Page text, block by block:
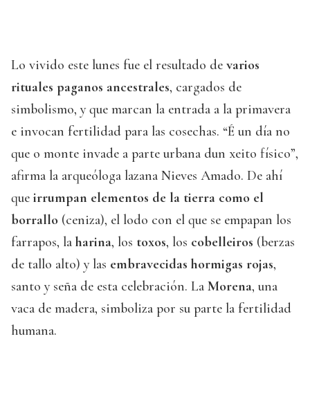
Lo vivido este lunes fue el resultado de varios
rituales paganos ancestrales, cargados de
simbolismo, y que marcan la entrada a la primavera
e invocan fertilidad para las cosechas. “É un día no
que o monte invade a parte urbana dun xeito físico”,
afirma la arqueóloga lazana Nieves Amado. De ahí
que irrumpan elementos de la tierra como el
borrallo (ceniza), el lodo con el que se empapan los
farrapos, la harina, los toxos, los cobelleiros (berzas
de tallo alto) y las embravecidas hormigas rojas,
santo y seña de esta celebración. La Morena, una
vaca de madera, simboliza por su parte la fertilidad
humana.